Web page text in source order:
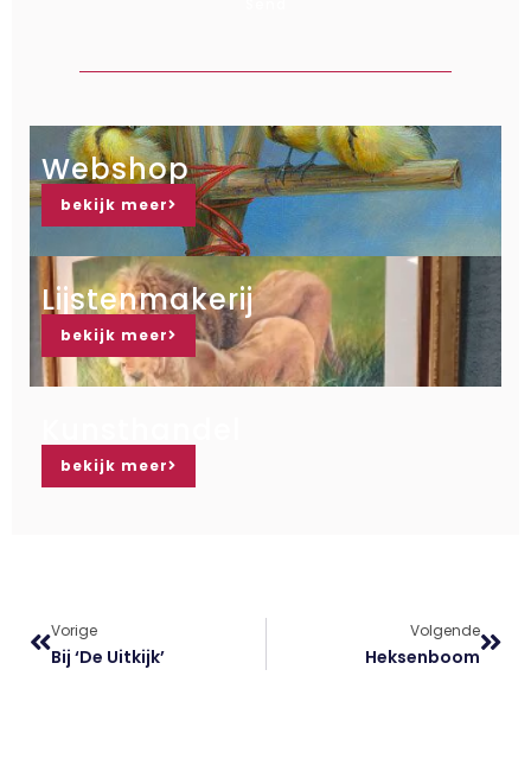
Webshop
bekijk meer
Lijstenmakerij
bekijk meer
bekijk meer
Vorige
Bij ‘de Uitkijk’
Volgende
Heksenboom